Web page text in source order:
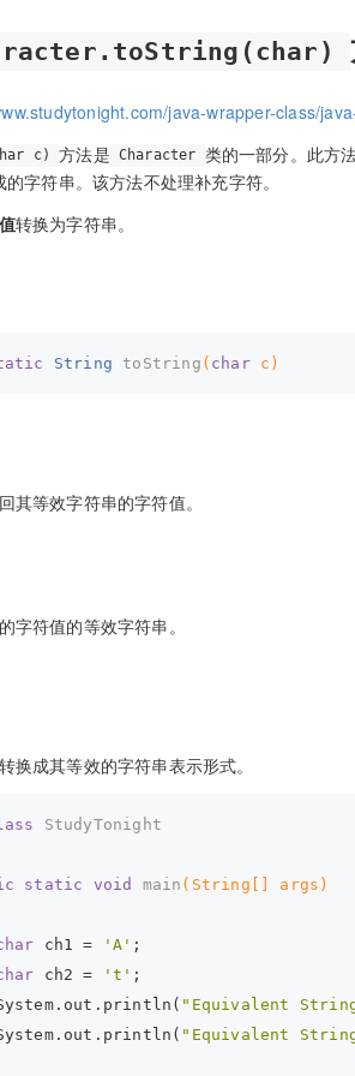
java-wrapper-class/
c) 方法是 Character 类的一部分。此方
的字符串。该方法不处理补充字符。
转换为字符串。
String toString ( char c)
其等效字符串的字符值。
字符值的等效字符串。
换成其等效的字符串表示形式。
StudyTonight
static void main (String[] args)
ch1 = 'A' ;
ch2 = 't' ;
"Equivalent
"Equivalent